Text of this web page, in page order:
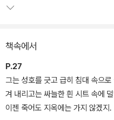
이 작품을 통해, 우리는 20세기의
사이의 불가분한 관계를 가늠해볼
진해서 추방과 고독을 택했다. 하지
향해 나아갔다. 제임스 조이스의
달러스가 여전히 ‘젊은 예술가’의
책속에서
P.27
그는 성호를 긋고 급히 침대 속으
겨 내리고는 싸늘한 흰 시트 속에
이젠 죽어도 지옥에는 가지 않겠지.